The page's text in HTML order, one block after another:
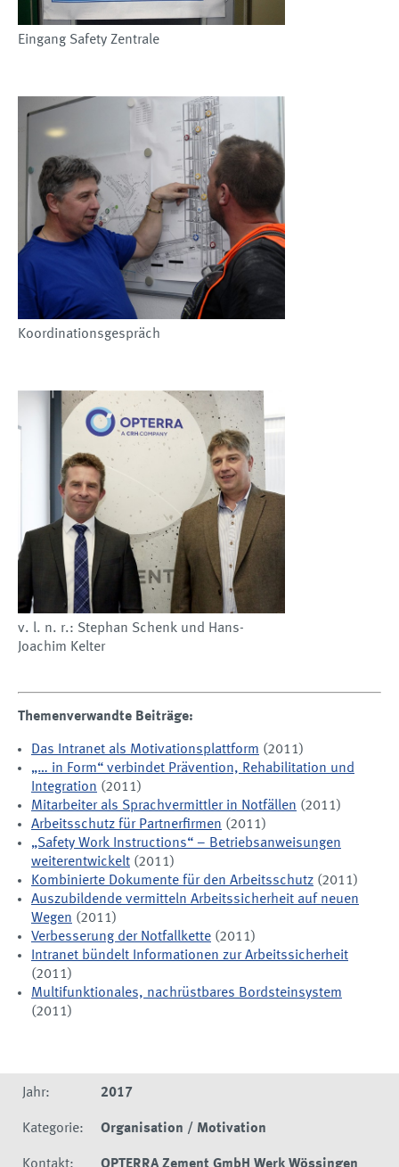
Eingang Safety Zentrale
Koordinationsgespräch
v. l. n. r.: Stephan Schenk und Hans-
Joachim Kelter
Themenverwandte Beiträge:
Das Intranet als Motivationsplattform (2011)
„… in Form“ verbindet Prävention, Rehabilitation und
Integration (2011)
Mitarbeiter als Sprachvermittler in Notfällen (2011)
Arbeitsschutz für Partnerfirmen (2011)
„Safety Work Instructions“ – Betriebsanweisungen
weiterentwickelt (2011)
Kombinierte Dokumente für den Arbeitsschutz (2011)
Auszubildende vermitteln Arbeitssicherheit auf neuen
Wegen (2011)
Verbesserung der Notfallkette (2011)
Intranet bündelt Informationen zur Arbeitssicherheit
(2011)
Multifunktionales, nachrüstbares Bordsteinsystem
(2011)
Jahr: 2017
Kategorie: Organisation / Motivation